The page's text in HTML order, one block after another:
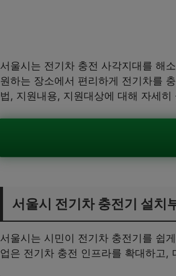
서울시는 전기차 충전 사각지대를 해
원하는 장소에서 편리하게 전기차를
법, 지원내용, 지원대상에 대해 자세히
서울시 전기차 충전기 설치
서울시는 시민이 전기차 충전기를 쉽
업은 전기차 충전 인프라를 확대하고,